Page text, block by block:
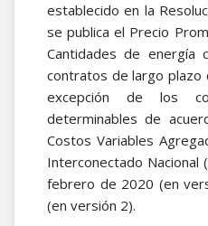
establecido en la
se publica el Precio
Cantidades de energía
contratos de largo plazo
excepción de los
determinables de
Costos Variables
Interconectado Nacional
febrero de 2020 (en
(en versión 2).